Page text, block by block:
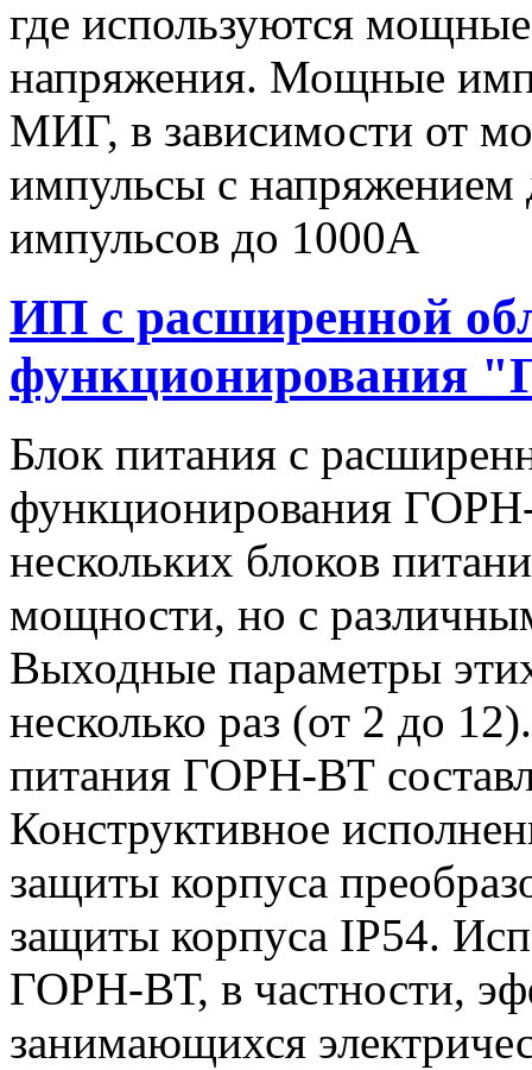
где используются
напряжения. Мощные
МИГ, в зависимости от
импульсы c
импульсов до 1000А
ИП с расширенной
функционирования
Блок питания с
функционирования
нескольких блоков
мощности, но с
Выходные параметры
несколько раз (от 2 до
питания ГОРН-ВТ
Конструктивное
защиты корпуса
защиты корпуса IP54.
ГОРН-ВТ, в частности,
занимающихся